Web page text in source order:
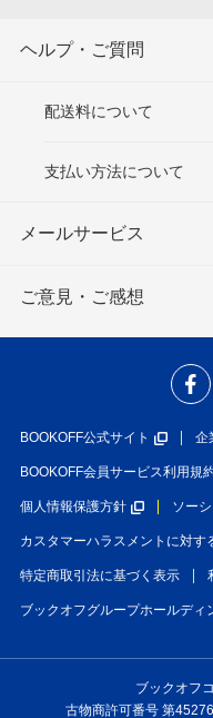
ヘルプ・ご質問
配送料について
支払い方法について
メールサービス
ご意見・ご感想
BOOKOFF公式サイト 企
BOOKOFF会員サービス利用規
個人情報保護方針 ソー
カスタマーハラスメントに対す
特定商取引法に基づく表示
ブックオフグループホールディ
ブックオフ
古物商許可番号 第